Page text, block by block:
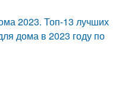
2023. Топ-13 лучших
дома в 2023 году по